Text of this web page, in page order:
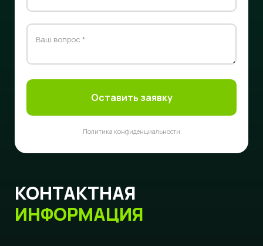
Оставить заявку
Политика конфиденциальности
КОНТАКТНАЯ
ИНФОРМАЦИЯ